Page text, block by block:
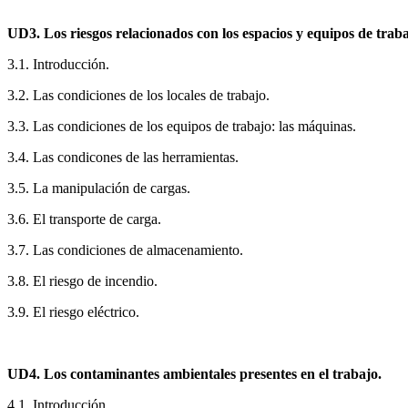
UD3. Los riesgos relacionados con los espacios y equipos de
3.1. Introducción.
3.2. Las condiciones de los locales de trabajo.
3.3. Las condiciones de los equipos de trabajo: las máquinas.
3.4. Las condicones de las herramientas.
3.5. La manipulación de cargas.
3.6. El transporte de carga.
3.7. Las condiciones de almacenamiento.
3.8. El riesgo de incendio.
3.9. El riesgo eléctrico.
UD4. Los contaminantes ambientales presentes en el trabajo.
4.1. Introducción.